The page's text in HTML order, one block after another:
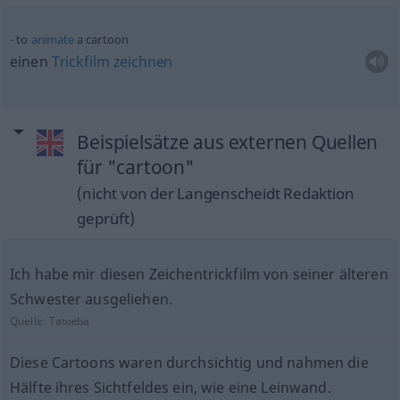
to animatea cartoon
einen Trickfilm zeichnen
Beispielsätze aus externen Quellen
für "cartoon"
(nicht von der Langenscheidt Redaktion
geprüft)
Ich habe mir diesen Zeichentrickfilm von seiner älteren
Schwester ausgeliehen.
Quelle:Tatoeba
Diese Cartoons waren durchsichtig und nahmen die
Hälfte ihres Sichtfeldes ein, wie eine Leinwand.